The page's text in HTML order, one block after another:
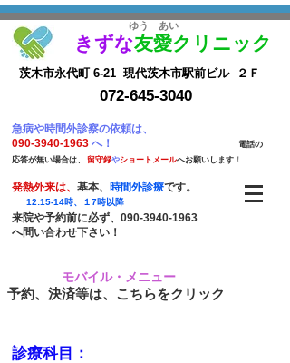
​ゆう あい
きずな友愛クリニック
茨木市永代町 6-21 現代茨木市駅前ビル ２Ｆ
072-645-3040
​急病や時間外診察の依頼は、​
090-3940-1963 へ！
電話の
応答が無い場合は、
留守録やショートメールへお願いします ！
モバイル・メニュー
発熱外来は、 基本、 時間外診療です。
12:15-14時、１7時以降
来院や予約前に必ず、090-3940-1963
へ問い合わせ下さい！
​予約、決済等は、こちらをクリック
診療科目：